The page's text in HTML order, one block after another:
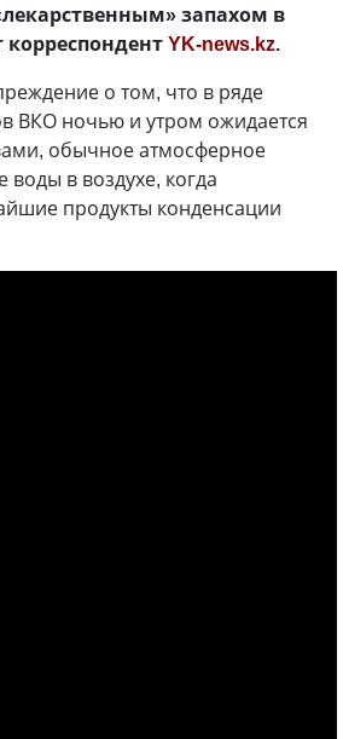
запахом в
корреспондентYK-news.kz.
о том, что в ряде
ВКО ночью и утром ожидается
обычное атмосферное
воды в воздухе, когда
продукты конденсации